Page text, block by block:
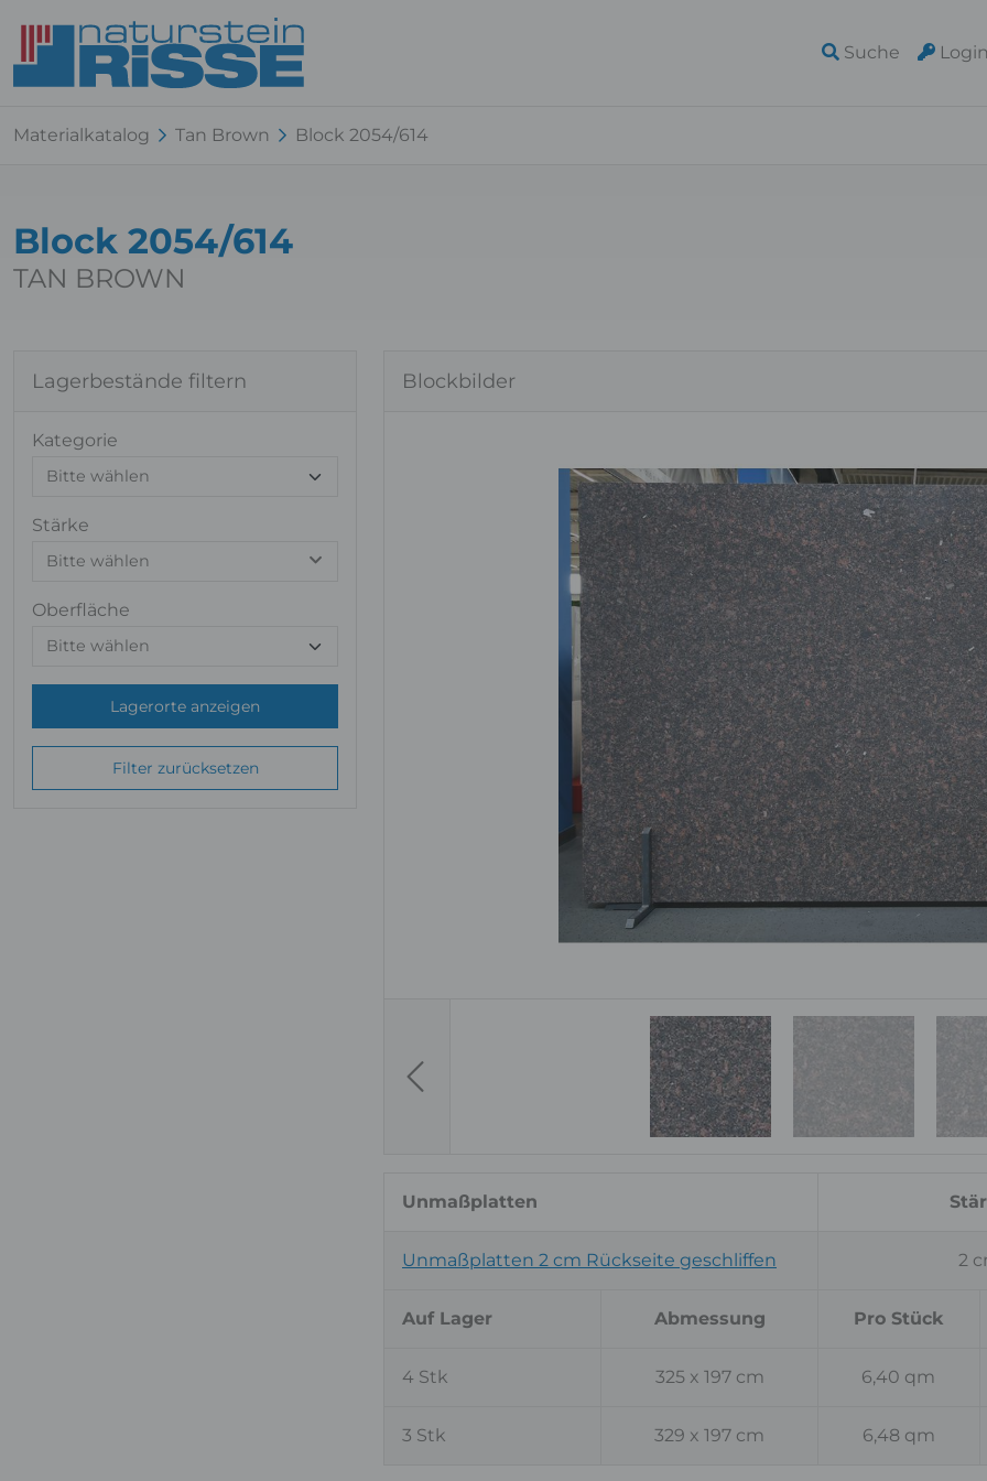
Suche
Materialkatalog Tan Brown Block 2054/614
Block 2054/614
TAN BROWN
Lagerbestände filtern
Kategorie
Stärke
Bitte wählen
Oberfläche
Lagerorte anzeigen
Filter zurücksetzen
Blockbilder
Previous
Unmaßplatten
Unmaßplatten 2 cm Rückseite geschliffen 2
Auf Lager Abmessung Pro Stück
4 Stk 325 x 197 cm 6,40 qm
3 Stk 329 x 197 cm 6,48 qm